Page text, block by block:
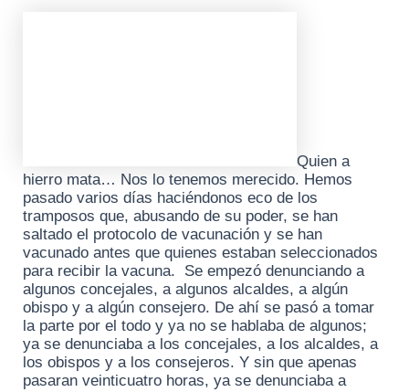
Quien a
hierro mata… Nos lo tenemos merecido. Hemos
pasado varios días haciéndonos eco de los
tramposos que, abusando de su poder, se han
saltado el protocolo de vacunación y se han
vacunado antes que quienes estaban seleccionados
para recibir la vacuna. Se empezó denunciando a
algunos concejales, a algunos alcaldes, a algún
obispo y a algún consejero. De ahí se pasó a tomar
la parte por el todo y ya no se hablaba de algunos;
ya se denunciaba a los concejales, a los alcaldes, a
los obispos y a los consejeros. Y sin que apenas
pasaran veinticuatro horas, ya se denunciaba a